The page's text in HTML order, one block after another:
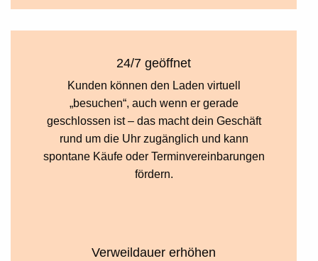
24/7 geöffnet
Kunden können den Laden virtuell
„besuchen“, auch wenn er gerade
geschlossen ist – das macht dein Geschäft
rund um die Uhr zugänglich und kann
spontane Käufe oder Terminvereinbarungen
fördern.
Verweildauer erhöhen